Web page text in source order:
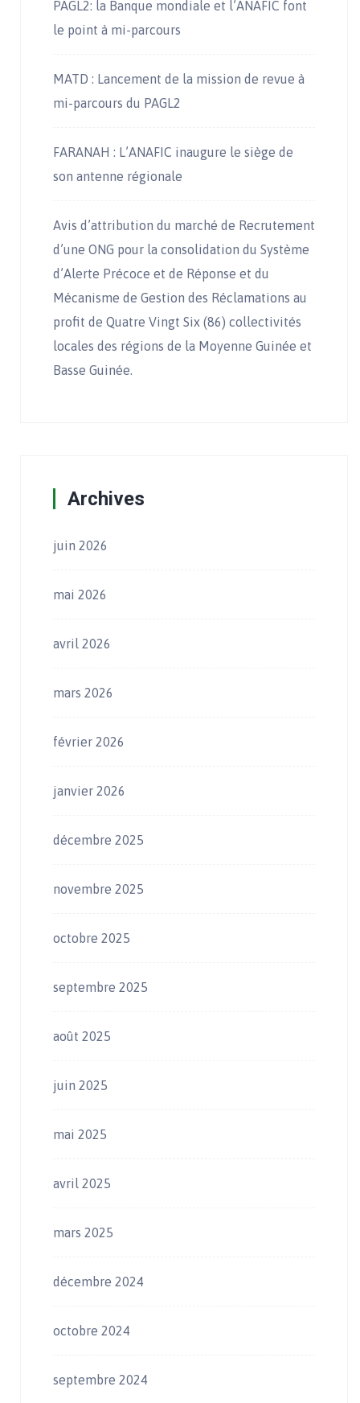
PAGL2: la Banque mondiale et l’ANAFIC font
le point à mi-parcours
MATD : Lancement de la mission de revue à
mi-parcours du PAGL2
FARANAH : L’ANAFIC inaugure le siège de
son antenne régionale
Avis d’attribution du marché de Recrutement
d’une ONG pour la consolidation du Système
d’Alerte Précoce et de Réponse et du
Mécanisme de Gestion des Réclamations au
profit de Quatre Vingt Six (86) collectivités
locales des régions de la Moyenne Guinée et
Basse Guinée.
Archives
juin 2026
mai 2026
avril 2026
mars 2026
février 2026
janvier 2026
décembre 2025
novembre 2025
octobre 2025
septembre 2025
août 2025
juin 2025
mai 2025
avril 2025
mars 2025
décembre 2024
octobre 2024
septembre 2024